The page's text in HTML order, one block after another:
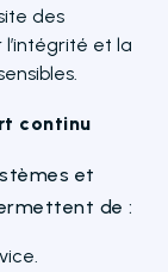
des
et la
continu
et
de :